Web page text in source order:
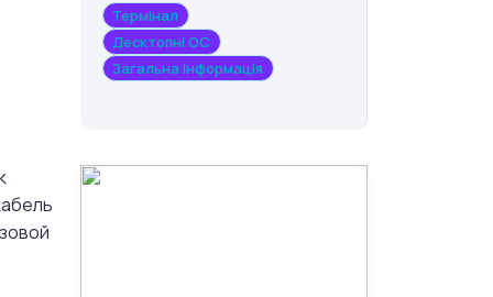
Термінал
Десктопні ОС
Загальна інформація